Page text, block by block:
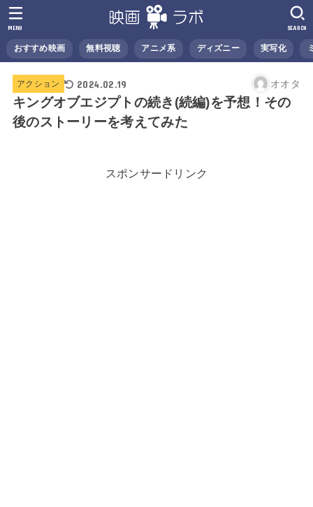
おすすめ映画 無料視聴 アニメ系 ディズニー 実写化
SEARCH
MENU
アクション 2024.02.19 オオタ
キングオブエジプトの続き(続編)を予想！その
後のストーリーを考えてみた
スポンサードリンク